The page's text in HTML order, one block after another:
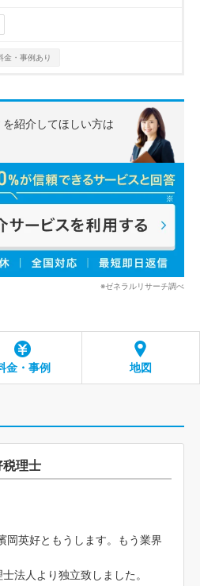
金・事例あり
を紹介してほしい方は
※ゼネラルリサーチ調べ
金・事例 地図
理士
岡英好ともうします。もう業界
法人より独立致しました。